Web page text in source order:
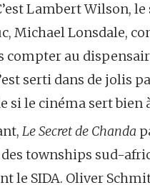
Lambert Wilson,
Michael Lonsdale,
compter au
serti dans de jolis
si le cinéma sert bien
Le Secret de Chanda
townships sud-
le SIDA. Oliver